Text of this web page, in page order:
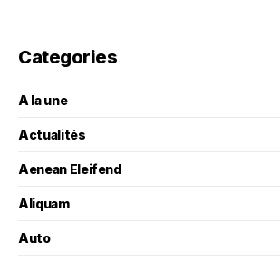
Categories
A la une
Actualités
Aenean Eleifend
Aliquam
Auto